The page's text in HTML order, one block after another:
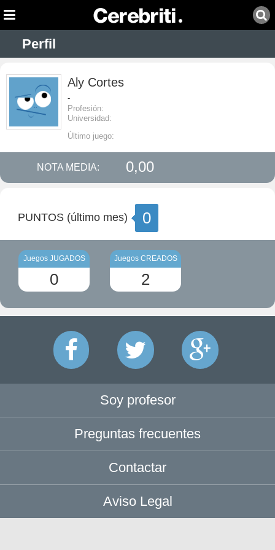
Perfil
Aly Cortes
-
Profesión:
Universidad:
Último juego:
NOTA MEDIA: 0,00
PUNTOS (último mes) 0
Juegos JUGADOS
0
Juegos CREADOS
2
Soy profesor
Preguntas frecuentes
Contactar
Aviso Legal